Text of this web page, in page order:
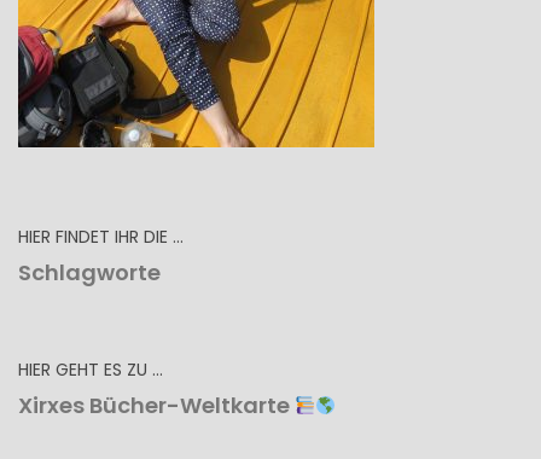
HIER FINDET IHR DIE …
Schlagworte
HIER GEHT ES ZU …
Xirxes Bücher-Weltkarte